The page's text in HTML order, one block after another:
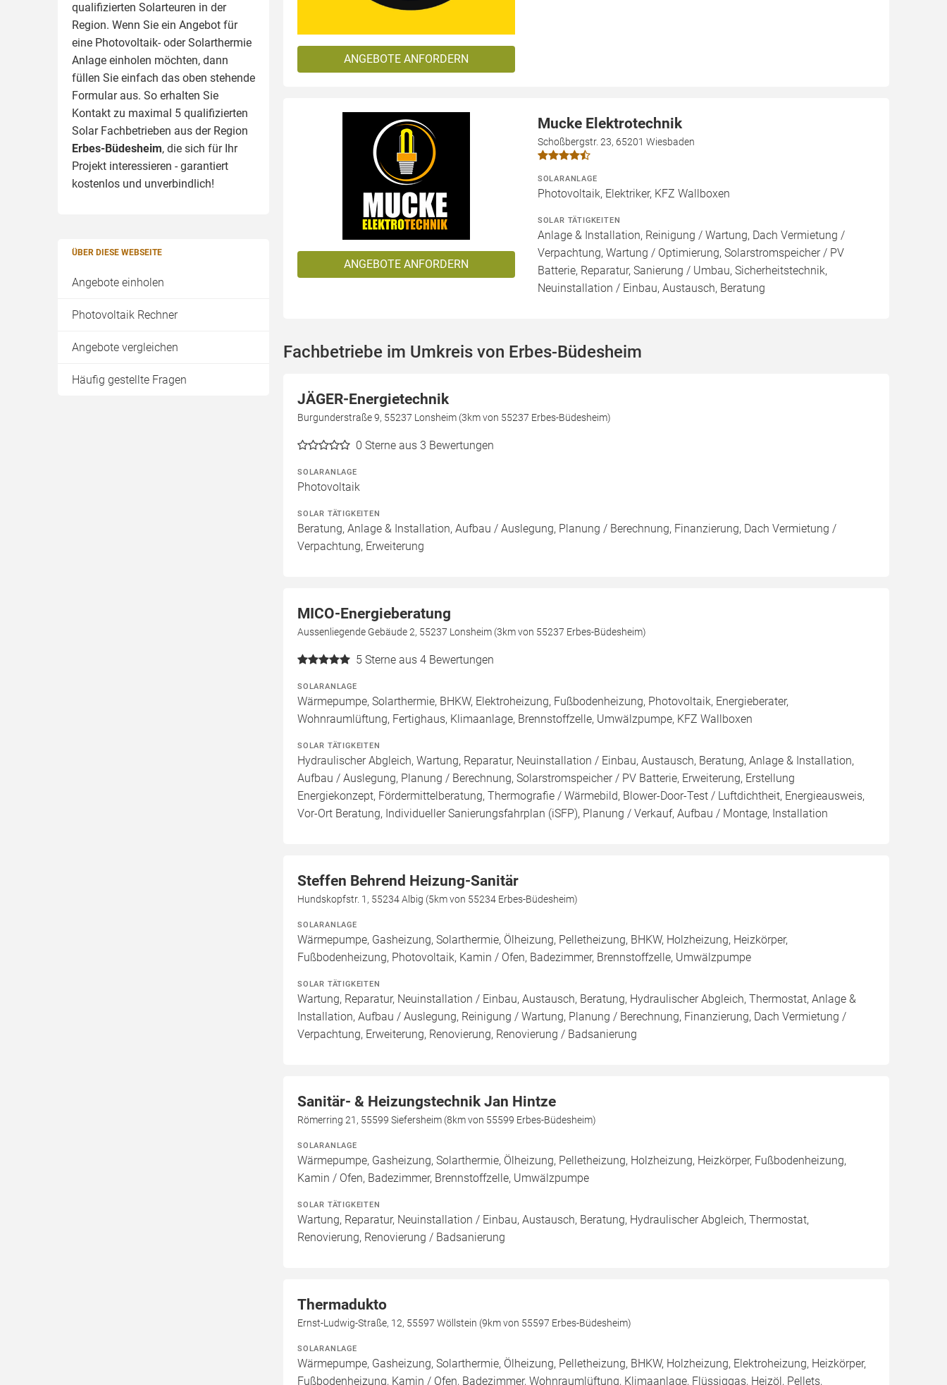
qualifizierten Solarteuren in der
Region. Wenn Sie ein Angebot für
eine Photovoltaik- oder Solarthermie
Anlage einholen möchten, dann
füllen Sie einfach das oben stehende
Formular aus. So erhalten Sie
Kontakt zu maximal 5 qualifizierten
Solar Fachbetrieben aus der Region
Erbes-Büdesheim, die sich für Ihr
Projekt interessieren - garantiert
kostenlos und unverbindlich!
ÜBER DIESE WEBSEITE
Angebote einholen
Photovoltaik Rechner
Angebote vergleichen
Häufig gestellte Fragen
ANGEBOTE ANFORDERN
ANGEBOTE ANFORDERN
Mucke Elektrotechnik
Schoßbergstr. 23, 65201 Wiesbaden
SOLARANLAGE
Photovoltaik, Elektriker, KFZ Wallboxen
SOLAR TÄTIGKEITEN
Anlage & Installation, Reinigung / Wartung, Dach Vermietung /
Verpachtung, Wartung / Optimierung, Solarstromspeicher / PV
Batterie, Reparatur, Sanierung / Umbau, Sicherheitstechnik,
Neuinstallation / Einbau, Austausch, Beratung
Fachbetriebe im Umkreis von Erbes-Büdesheim
JÄGER-Energietechnik
Burgunderstraße 9, 55237 Lonsheim (3km von 55237 Erbes-Büdesheim)
0 Sterne aus 3 Bewertungen
SOLARANLAGE
Photovoltaik
SOLAR TÄTIGKEITEN
Beratung, Anlage & Installation, Aufbau / Auslegung, Planung / Berechnung, Finanzierung, Dach Vermietung /
Verpachtung, Erweiterung
MICO-Energieberatung
Aussenliegende Gebäude 2, 55237 Lonsheim (3km von 55237 Erbes-Büdesheim)
5 Sterne aus 4 Bewertungen
SOLARANLAGE
Wärmepumpe, Solarthermie, BHKW, Elektroheizung, Fußbodenheizung, Photovoltaik, Energieberater,
Wohnraumlüftung, Fertighaus, Klimaanlage, Brennstoffzelle, Umwälzpumpe, KFZ Wallboxen
SOLAR TÄTIGKEITEN
Hydraulischer Abgleich, Wartung, Reparatur, Neuinstallation / Einbau, Austausch, Beratung, Anlage & Installation,
Aufbau / Auslegung, Planung / Berechnung, Solarstromspeicher / PV Batterie, Erweiterung, Erstellung
Energiekonzept, Fördermittelberatung, Thermografie / Wärmebild, Blower-Door-Test / Luftdichtheit, Energieausweis,
Vor-Ort Beratung, Individueller Sanierungsfahrplan (iSFP), Planung / Verkauf, Aufbau / Montage, Installation
Steffen Behrend Heizung-Sanitär
Hundskopfstr. 1, 55234 Albig (5km von 55234 Erbes-Büdesheim)
SOLARANLAGE
Wärmepumpe, Gasheizung, Solarthermie, Ölheizung, Pelletheizung, BHKW, Holzheizung, Heizkörper,
Fußbodenheizung, Photovoltaik, Kamin / Ofen, Badezimmer, Brennstoffzelle, Umwälzpumpe
SOLAR TÄTIGKEITEN
Wartung, Reparatur, Neuinstallation / Einbau, Austausch, Beratung, Hydraulischer Abgleich, Thermostat, Anlage &
Installation, Aufbau / Auslegung, Reinigung / Wartung, Planung / Berechnung, Finanzierung, Dach Vermietung /
Verpachtung, Erweiterung, Renovierung, Renovierung / Badsanierung
Sanitär- & Heizungstechnik Jan Hintze
Römerring 21, 55599 Siefersheim (8km von 55599 Erbes-Büdesheim)
SOLARANLAGE
Wärmepumpe, Gasheizung, Solarthermie, Ölheizung, Pelletheizung, Holzheizung, Heizkörper, Fußbodenheizung,
Kamin / Ofen, Badezimmer, Brennstoffzelle, Umwälzpumpe
SOLAR TÄTIGKEITEN
Wartung, Reparatur, Neuinstallation / Einbau, Austausch, Beratung, Hydraulischer Abgleich, Thermostat,
Renovierung, Renovierung / Badsanierung
Thermadukto
Ernst-Ludwig-Straße, 12, 55597 Wöllstein (9km von 55597 Erbes-Büdesheim)
SOLARANLAGE
Wärmepumpe, Gasheizung, Solarthermie, Ölheizung, Pelletheizung, BHKW, Holzheizung, Elektroheizung, Heizkörper,
Fußbodenheizung, Kamin / Ofen, Badezimmer, Wohnraumlüftung, Klimaanlage, Flüssiggas, Heizöl, Pellets,